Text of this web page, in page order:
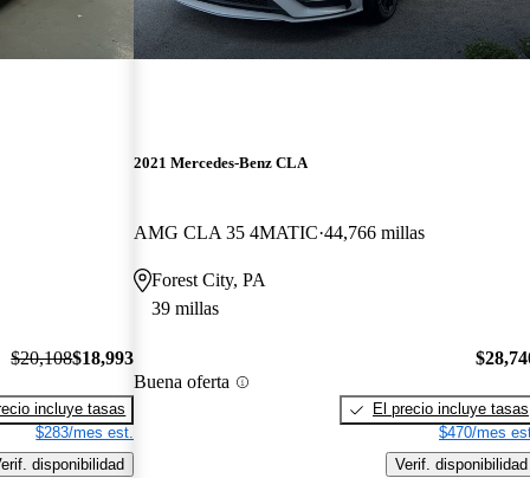
$20,108$18,993
incluye tasas
$283/mes est.
disponibilidad
2021 Mercedes-Benz CLA
AMG CLA 35 4MATIC 44,766 millas
Forest City, PA
39 millas
Buena oferta
El precio incluye tasas
$470/mes
Verif. disponibilidad